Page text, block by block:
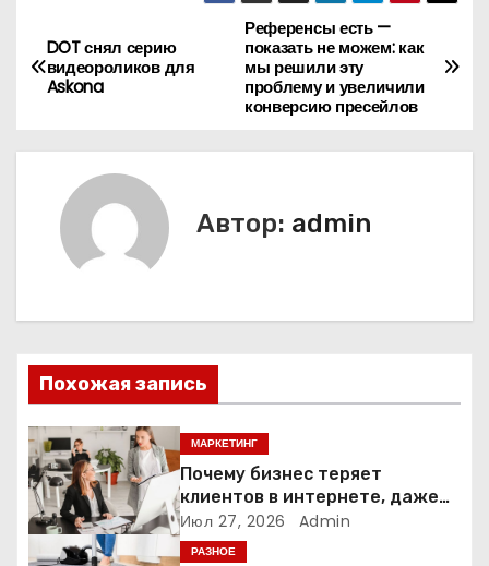
Н
а
ц
и
я
п
о
з
Референсы есть —
показать не можем: как
мы решили эту
проблему и увеличили
конверсию пресейлов
DOT снял серию
видеороликов для
Askona
Автор: admin
Похожая запись
МАРКЕТИНГ
Почему бизнес теряет
клиентов в интернете, даже
если у него есть сайт
Июл 27, 2026 Admin
РАЗНОЕ